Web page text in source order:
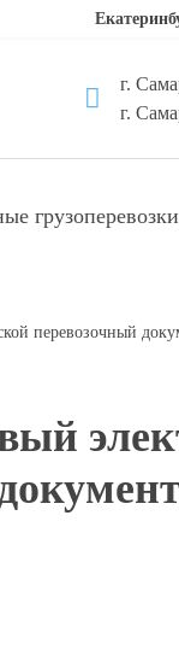
г.
г.
грузоперевозки
перевозочный